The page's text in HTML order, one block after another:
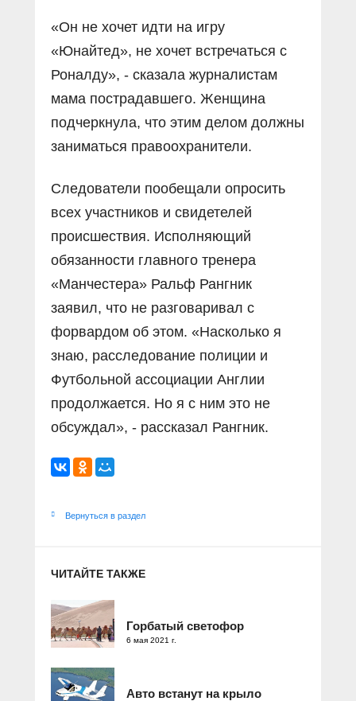
«Он не хочет идти на игру
«Юнайтед», не хочет встречаться с
Роналду», - сказала журналистам
мама пострадавшего. Женщина
подчеркнула, что этим делом должны
заниматься правоохранители.
Следователи пообещали опросить
всех участников и свидетелей
происшествия. Исполняющий
обязанности главного тренера
«Манчестера» Ральф Рангник
заявил, что не разговаривал с
форвардом об этом. «Насколько я
знаю, расследование полиции и
Футбольной ассоциации Англии
продолжается. Но я с ним это не
обсуждал», - рассказал Рангник.
Вернуться в раздел
ЧИТАЙТЕ ТАКЖЕ
Горбатый светофор
6 мая 2021 г.
Авто встанут на крыло